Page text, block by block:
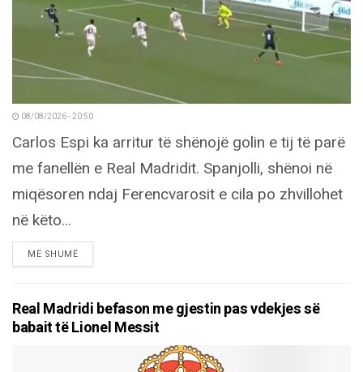
08/08/2026 - 20:50
Carlos Espi ka arritur të shënojë golin e tij të parë
me fanellën e Real Madridit. Spanjolli, shënoi në
miqësoren ndaj Ferencvarosit e cila po zhvillohet
në këto...
MË SHUMËDETAILS
Real Madridi befason me gjestin pas vdekjes së
babait të Lionel Messit